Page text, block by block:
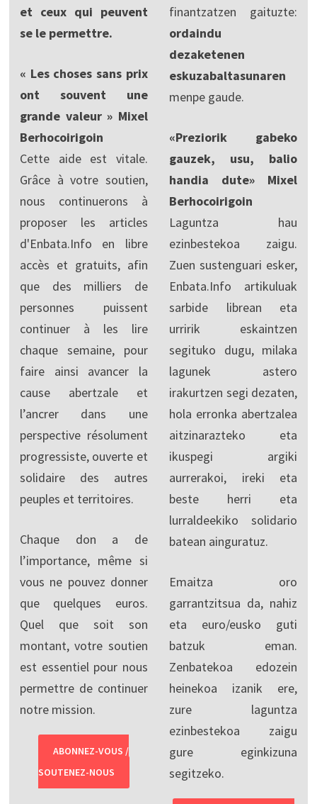
et ceux qui peuvent
se le permettre.
« Les choses sans prix
ont souvent une
grande valeur » Mixel
Berhocoirigoin
Cette aide est vitale.
Grâce à votre soutien,
nous continuerons à
proposer les articles
d'Enbata.Info en libre
accès et gratuits, afin
que des milliers de
personnes puissent
continuer à les lire
chaque semaine, pour
faire ainsi avancer la
cause abertzale et
l’ancrer dans une
perspective résolument
progressiste, ouverte et
solidaire des autres
peuples et territoires.
Chaque don a de
l’importance, même si
vous ne pouvez donner
que quelques euros.
Quel que soit son
montant, votre soutien
est essentiel pour nous
permettre de continuer
notre mission.
ABONNEZ-VOUS /
SOUTENEZ-NOUS
finantzatzen gaituzte:
ordaindu
dezaketenen
eskuzabaltasunaren
menpe gaude.
«Preziorik gabeko
gauzek, usu, balio
handia dute» Mixel
Berhocoirigoin
Laguntza hau
ezinbestekoa zaigu.
Zuen sustenguari esker,
Enbata.Info artikuluak
sarbide librean eta
urririk eskaintzen
segituko dugu, milaka
lagunek astero
irakurtzen segi dezaten,
hola erronka abertzalea
aitzinarazteko eta
ikuspegi argiki
aurrerakoi, ireki eta
beste herri eta
lurraldeekiko solidario
batean ainguratuz.
Emaitza oro
garrantzitsua da, nahiz
eta euro/eusko guti
batzuk eman.
Zenbatekoa edozein
heinekoa izanik ere,
zure laguntza
ezinbestekoa zaigu
gure eginkizuna
segitzeko.